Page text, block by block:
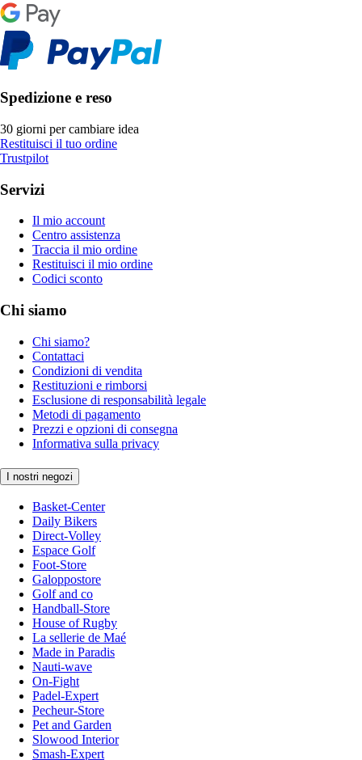
Spedizione e reso
30 giorni per cambiare idea
Restituisci il tuo ordine
Trustpilot
Servizi
Il mio account
Centro assistenza
Traccia il mio ordine
Restituisci il mio ordine
Codici sconto
Chi siamo
Chi siamo?
Contattaci
Condizioni di vendita
Restituzioni e rimborsi
Esclusione di responsabilità legale
Metodi di pagamento
Prezzi e opzioni di consegna
Informativa sulla privacy
I nostri negozi
Basket-Center
Daily Bikers
Direct-Volley
Espace Golf
Foot-Store
Galoppostore
Golf and co
Handball-Store
House of Rugby
La sellerie de Maé
Made in Paradis
Nauti-wave
On-Fight
Padel-Expert
Pecheur-Store
Pet and Garden
Slowood Interior
Smash-Expert